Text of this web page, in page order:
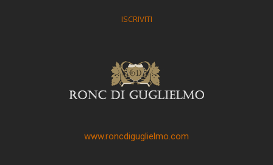
ISCRIVITI
www.roncdiguglielmo.com